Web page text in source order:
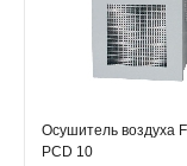
Осушитель воздуха
PCD 10